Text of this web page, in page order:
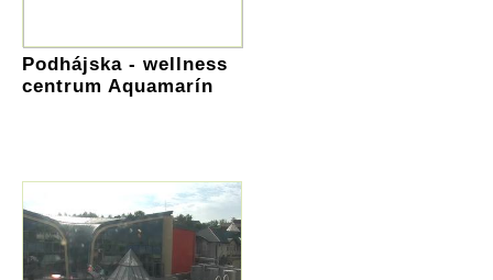
Podhájska - wellness
centrum Aquamarín